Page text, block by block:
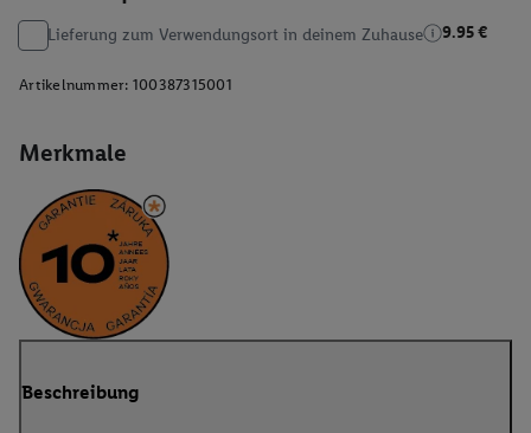
Merkmale
Lieferung zum Verwendungsort in deinem Zuhause 9.95 €
Artikelnummer: 100387315001
Beschreibung